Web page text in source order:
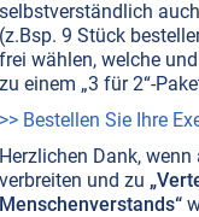
eines sicheren
Herzl sie einst
sich heute als
Ländern das
von der DDR
das die
auf Dauer
selbstverständlich
(z.Bsp. 9 Stück
frei wählen, welche
zu einem „3 für 2“-
>> Bestellen Sie Ihre
Herzlichen Dank,
verbreiten und zu
Menschenverstands“